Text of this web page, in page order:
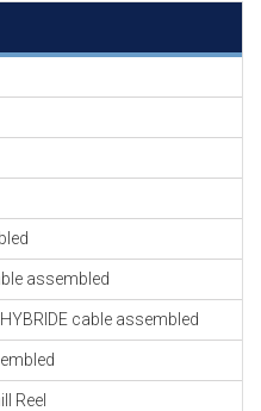
assembled
cable assembled
Reel